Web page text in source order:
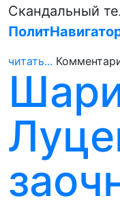
Скандальный
читать...